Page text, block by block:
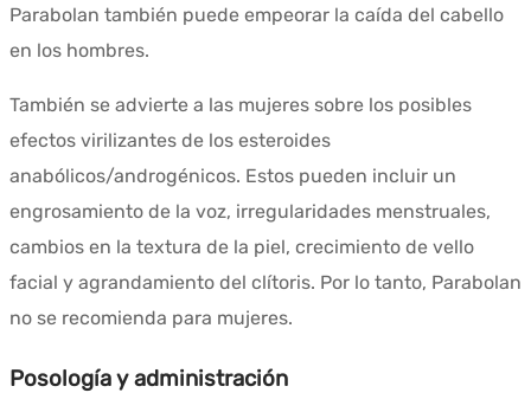
Parabolan también puede empeorar la caída del cabello
en los hombres.
También se advierte a las mujeres sobre los posibles
efectos virilizantes de los esteroides
anabólicos/androgénicos. Estos pueden incluir un
engrosamiento de la voz, irregularidades menstruales,
cambios en la textura de la piel, crecimiento de vello
facial y agrandamiento del clítoris. Por lo tanto, Parabolan
no se recomienda para mujeres.
Posología y administración